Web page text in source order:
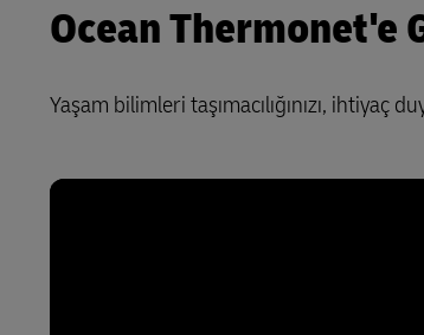
Ocean Thermonet'e
Yaşam bilimleri taşımacılığınızı, ihtiyaç